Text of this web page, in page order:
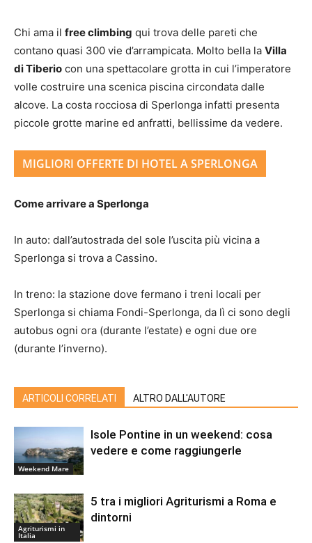
Chi ama il free climbing qui trova delle pareti che
contano quasi 300 vie d’arrampicata. Molto bella la Villa
di Tiberio con una spettacolare grotta in cui l’imperatore
volle costruire una scenica piscina circondata dalle
alcove. La costa rocciosa di Sperlonga infatti presenta
piccole grotte marine ed anfratti, bellissime da vedere.
MIGLIORI OFFERTE DI HOTEL A SPERLONGA
Come arrivare a Sperlonga
In auto: dall’autostrada del sole l’uscita più vicina a
Sperlonga si trova a Cassino.
In treno: la stazione dove fermano i treni locali per
Sperlonga si chiama Fondi-Sperlonga, da lì ci sono degli
autobus ogni ora (durante l’estate) e ogni due ore
(durante l’inverno).
ARTICOLI CORRELATI ALTRO DALL'AUTORE
Weekend Mare
Isole Pontine in un weekend: cosa
vedere e come raggiungerle
Agriturismi in
Italia
5 tra i migliori Agriturismi a Roma e
dintorni